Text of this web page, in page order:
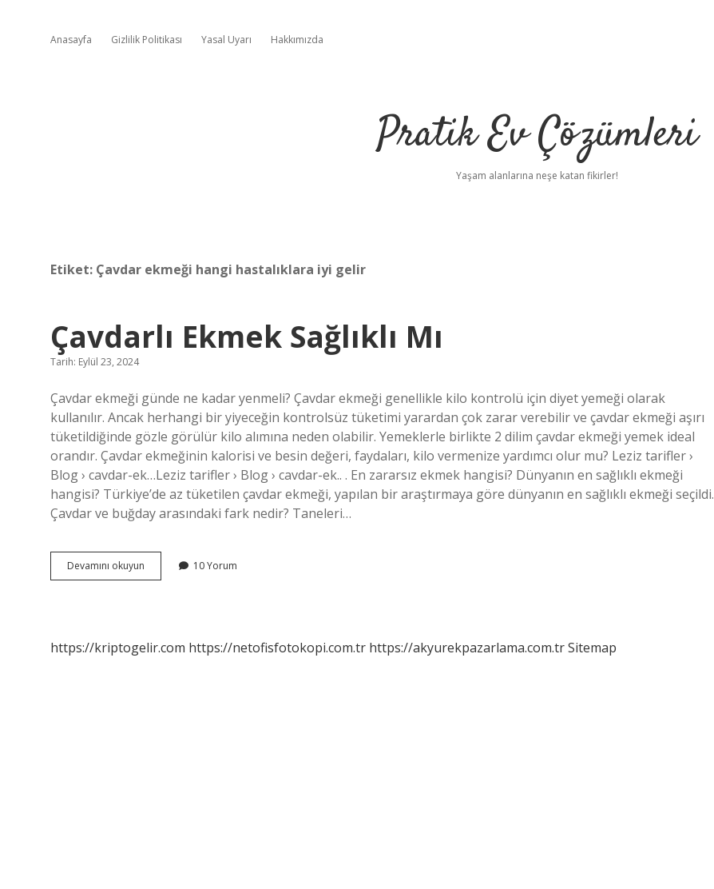
Anasayfa Gizlilik Politikası Yasal Uyarı Hakkımızda
Pratik Ev Çözümleri
Yaşam alanlarına neşe katan fikirler!
Etiket: Çavdar ekmeği hangi hastalıklara iyi gelir
Çavdarlı Ekmek Sağlıklı Mı
Tarih: Eylül 23, 2024
Çavdar ekmeği günde ne kadar yenmeli? Çavdar ekmeği genellikle kilo kontrolü için diyet yemeği olarak
kullanılır. Ancak herhangi bir yiyeceğin kontrolsüz tüketimi yarardan çok zarar verebilir ve çavdar ekmeği aşırı
tüketildiğinde gözle görülür kilo alımına neden olabilir. Yemeklerle birlikte 2 dilim çavdar ekmeği yemek ideal
orandır. Çavdar ekmeğinin kalorisi ve besin değeri, faydaları, kilo vermenize yardımcı olur mu? Leziz tarifler ›
Blog › cavdar-ek…Leziz tarifler › Blog › cavdar-ek.. . En zararsız ekmek hangisi? Dünyanın en sağlıklı ekmeği
hangisi? Türkiye’de az tüketilen çavdar ekmeği, yapılan bir araştırmaya göre dünyanın en sağlıklı ekmeği seçildi.
Çavdar ve buğday arasındaki fark nedir? Taneleri…
Devamını okuyun Çavdarlı
Ekmek
10 Yorum
https://kriptogelir.com https://netofisfotokopi.com.tr https://akyurekpazarlama.com.trSitemap